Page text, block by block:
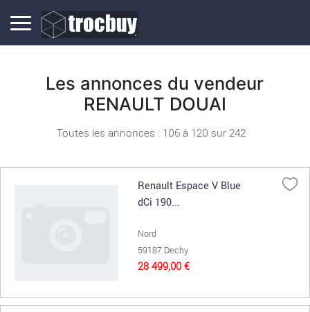
Les annonces du vendeur
RENAULT DOUAI
Toutes les annonces : 106 à 120 sur 242
Renault Espace V Blue
dCi 190...
Nord
59187 Dechy
28 499,00 €